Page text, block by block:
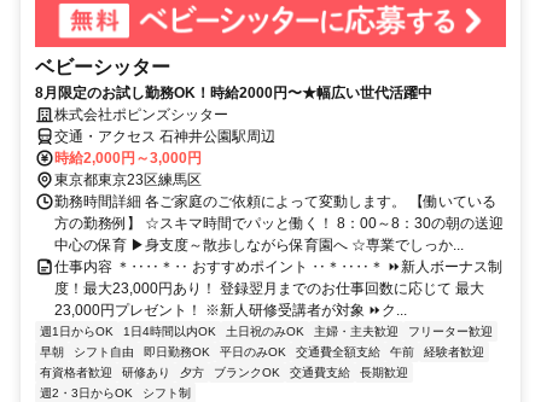
ベビーシッター
8月限定のお試し勤務OK！時給2000円〜★幅広い世代活躍中
株式会社ポピンズシッター
交通・アクセス 石神井公園駅周辺
時給2,000円～3,000円
東京都東京23区練馬区
勤務時間詳細 各ご家庭のご依頼によって変動します。 【働いている
方の勤務例】 ☆スキマ時間でパッと働く！ 8：00～8：30の朝の送迎
中心の保育 ▶身支度～散歩しながら保育園へ ☆専業でしっか...
仕事内容 ＊‥‥＊‥ おすすめポイント ‥＊‥‥＊ ⏩新人ボーナス制
度！最大23,000円あり！ 登録翌月までのお仕事回数に応じて 最大
23,000円プレゼント！ ※新人研修受講者が対象 ⏩ク...
週1日からOK 1日4時間以内OK 土日祝のみOK 主婦・主夫歓迎
フリーター歓迎
早朝
シフト自由 即日勤務OK 平日のみOK 交通費全額支給 午前
経験者歓迎
有資格者歓迎
研修あり 夕方 ブランクOK 交通費支給
長期歓迎
週2・3日からOK
シフト制